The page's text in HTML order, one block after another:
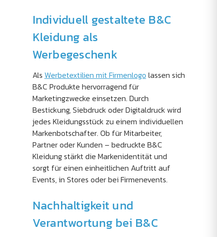
Individuell gestaltete B&C
Kleidung als
Werbegeschenk
Als Werbetextilien mit Firmenlogo lassen sich
B&C Produkte hervorragend für
Marketingzwecke einsetzen. Durch
Bestickung, Siebdruck oder Digitaldruck wird
jedes Kleidungsstück zu einem individuellen
Markenbotschafter. Ob für Mitarbeiter,
Partner oder Kunden – bedruckte B&C
Kleidung stärkt die Markenidentität und
sorgt für einen einheitlichen Auftritt auf
Events, in Stores oder bei Firmenevents.
Nachhaltigkeit und
Verantwortung bei B&C